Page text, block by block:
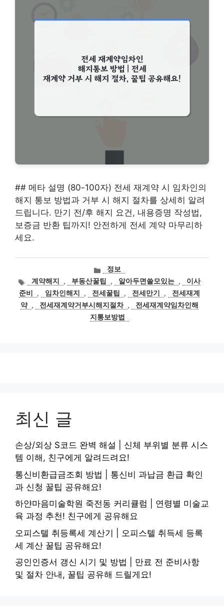
## 메타 설명 (80-100자) 전세 재계약 시 임차인의
해지 통보 방법과 거부 시 해지 절차를 상세히 알려
드립니다. 만기 전/후 해지 요건, 내용증명 작성법,
보증금 반환 팁까지! 안전하게 전세 계약 마무리하
세요.
카
테
고
리
정보
태
그
계약해지 , 부동산꿀팁 , 알아두면쓸모있는 ,
이사
준비
, 임차인해지 , 전세꿀팁 , 전세만기 ,
전세재계
약 , 전세재계약거부시해지절차 ,
전세재계약임차인해
지통보방법
최신 글
손상/외상 S코드 완벽 해설 | 신체 부위별 분류 시스
템 이해, 친구에게 알려드려요!
통신비환급금조회 방법 | 통신비 과납금 환급 확인
과 신청 꿀팁 공유해요!
하얀마음미술학원 죽전동 커리큘럼 | 연령별 미술교
육 과정 추천! 친구에게 공유해요
오피스텔 취등록세 계산기 | 오피스텔 취득세 등록
세 계산 꿀팁 공유해요!
공인인증서 갱신 시기 및 방법 | 만료 전 준비사항
및 절차 안내, 꿀팁 공유해 드릴게요!